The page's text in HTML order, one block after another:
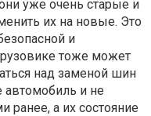
уже очень старые и
их на новые. Это
и
тоже может
над заменой шин
автомобиль и не
ранее, а их состояние